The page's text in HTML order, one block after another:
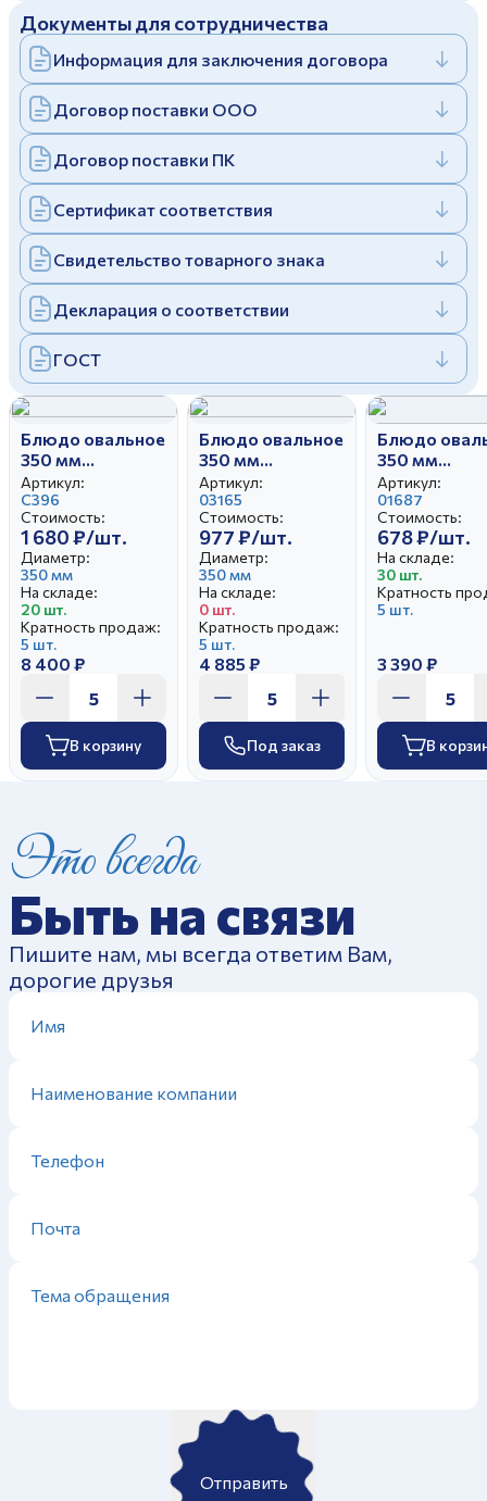
Отправить
Заполняя и отправляя форму, вы соглашаетесь
cполитикой конфиденциальности
Заполняя и отправляя форму, вы соглашаетесь
cполитикой конфиденциальности
Дулевский фарфоровый завод ©
Политика конфиденциальности
Документы для сотрудничества
Информация для заключения договора
Договор поставки ООО
Договор поставки ПК
Сертификат соответствия
Свидетельство товарного знака
Декларация о соответствии
ГОСТ
Блюдо овальное
350 мм
Вырезной край
Розовая ветка
Артикул:
С396
Стоимость:
1 680 ₽/шт.
Диаметр:
350 мм
На складе:
20 шт.
Кратность продаж:
5 шт.
8 400 ₽
В корзину
Блюдо овальное
350 мм
Вырезной край
Монреаль
Артикул:
03165
Стоимость:
977 ₽/шт.
Диаметр:
350 мм
На складе:
0 шт.
Кратность продаж:
5 шт.
4 885 ₽
Под заказ
Блюдо
350 мм
Вырезной
Отводка
люстром
Артикул:
01687
Стоимость:
678 ₽/шт.
На складе:
30 шт.
Кратность
5 шт.
3 390 ₽
В
Это всегда
Быть на связи
Пишите нам, мы всегда ответим Вам,
дорогие друзья
Отправить